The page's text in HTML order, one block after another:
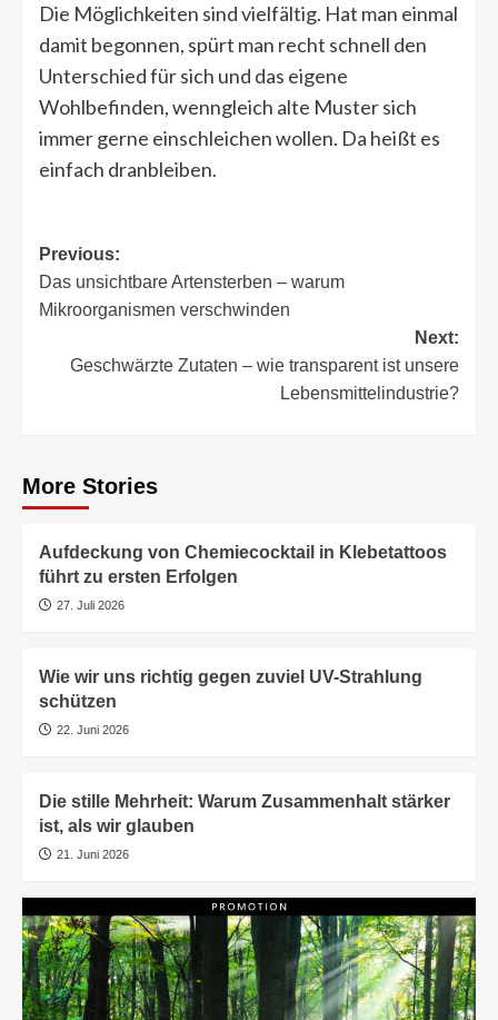
Die Möglichkeiten sind vielfältig. Hat man einmal
damit begonnen, spürt man recht schnell den
Unterschied für sich und das eigene
Wohlbefinden, wenngleich alte Muster sich
immer gerne einschleichen wollen. Da heißt es
einfach dranbleiben.
Post
navigation
Previous:
Das unsichtbare Artensterben – warum
Mikroorganismen verschwinden
Next:
Geschwärzte Zutaten – wie transparent ist unsere
Lebensmittelindustrie?
More Stories
Aufdeckung von Chemiecocktail in Klebetattoos
führt zu ersten Erfolgen
27. Juli 2026
Wie wir uns richtig gegen zuviel UV-Strahlung
schützen
22. Juni 2026
Die stille Mehrheit: Warum Zusammenhalt stärker
ist, als wir glauben
21. Juni 2026